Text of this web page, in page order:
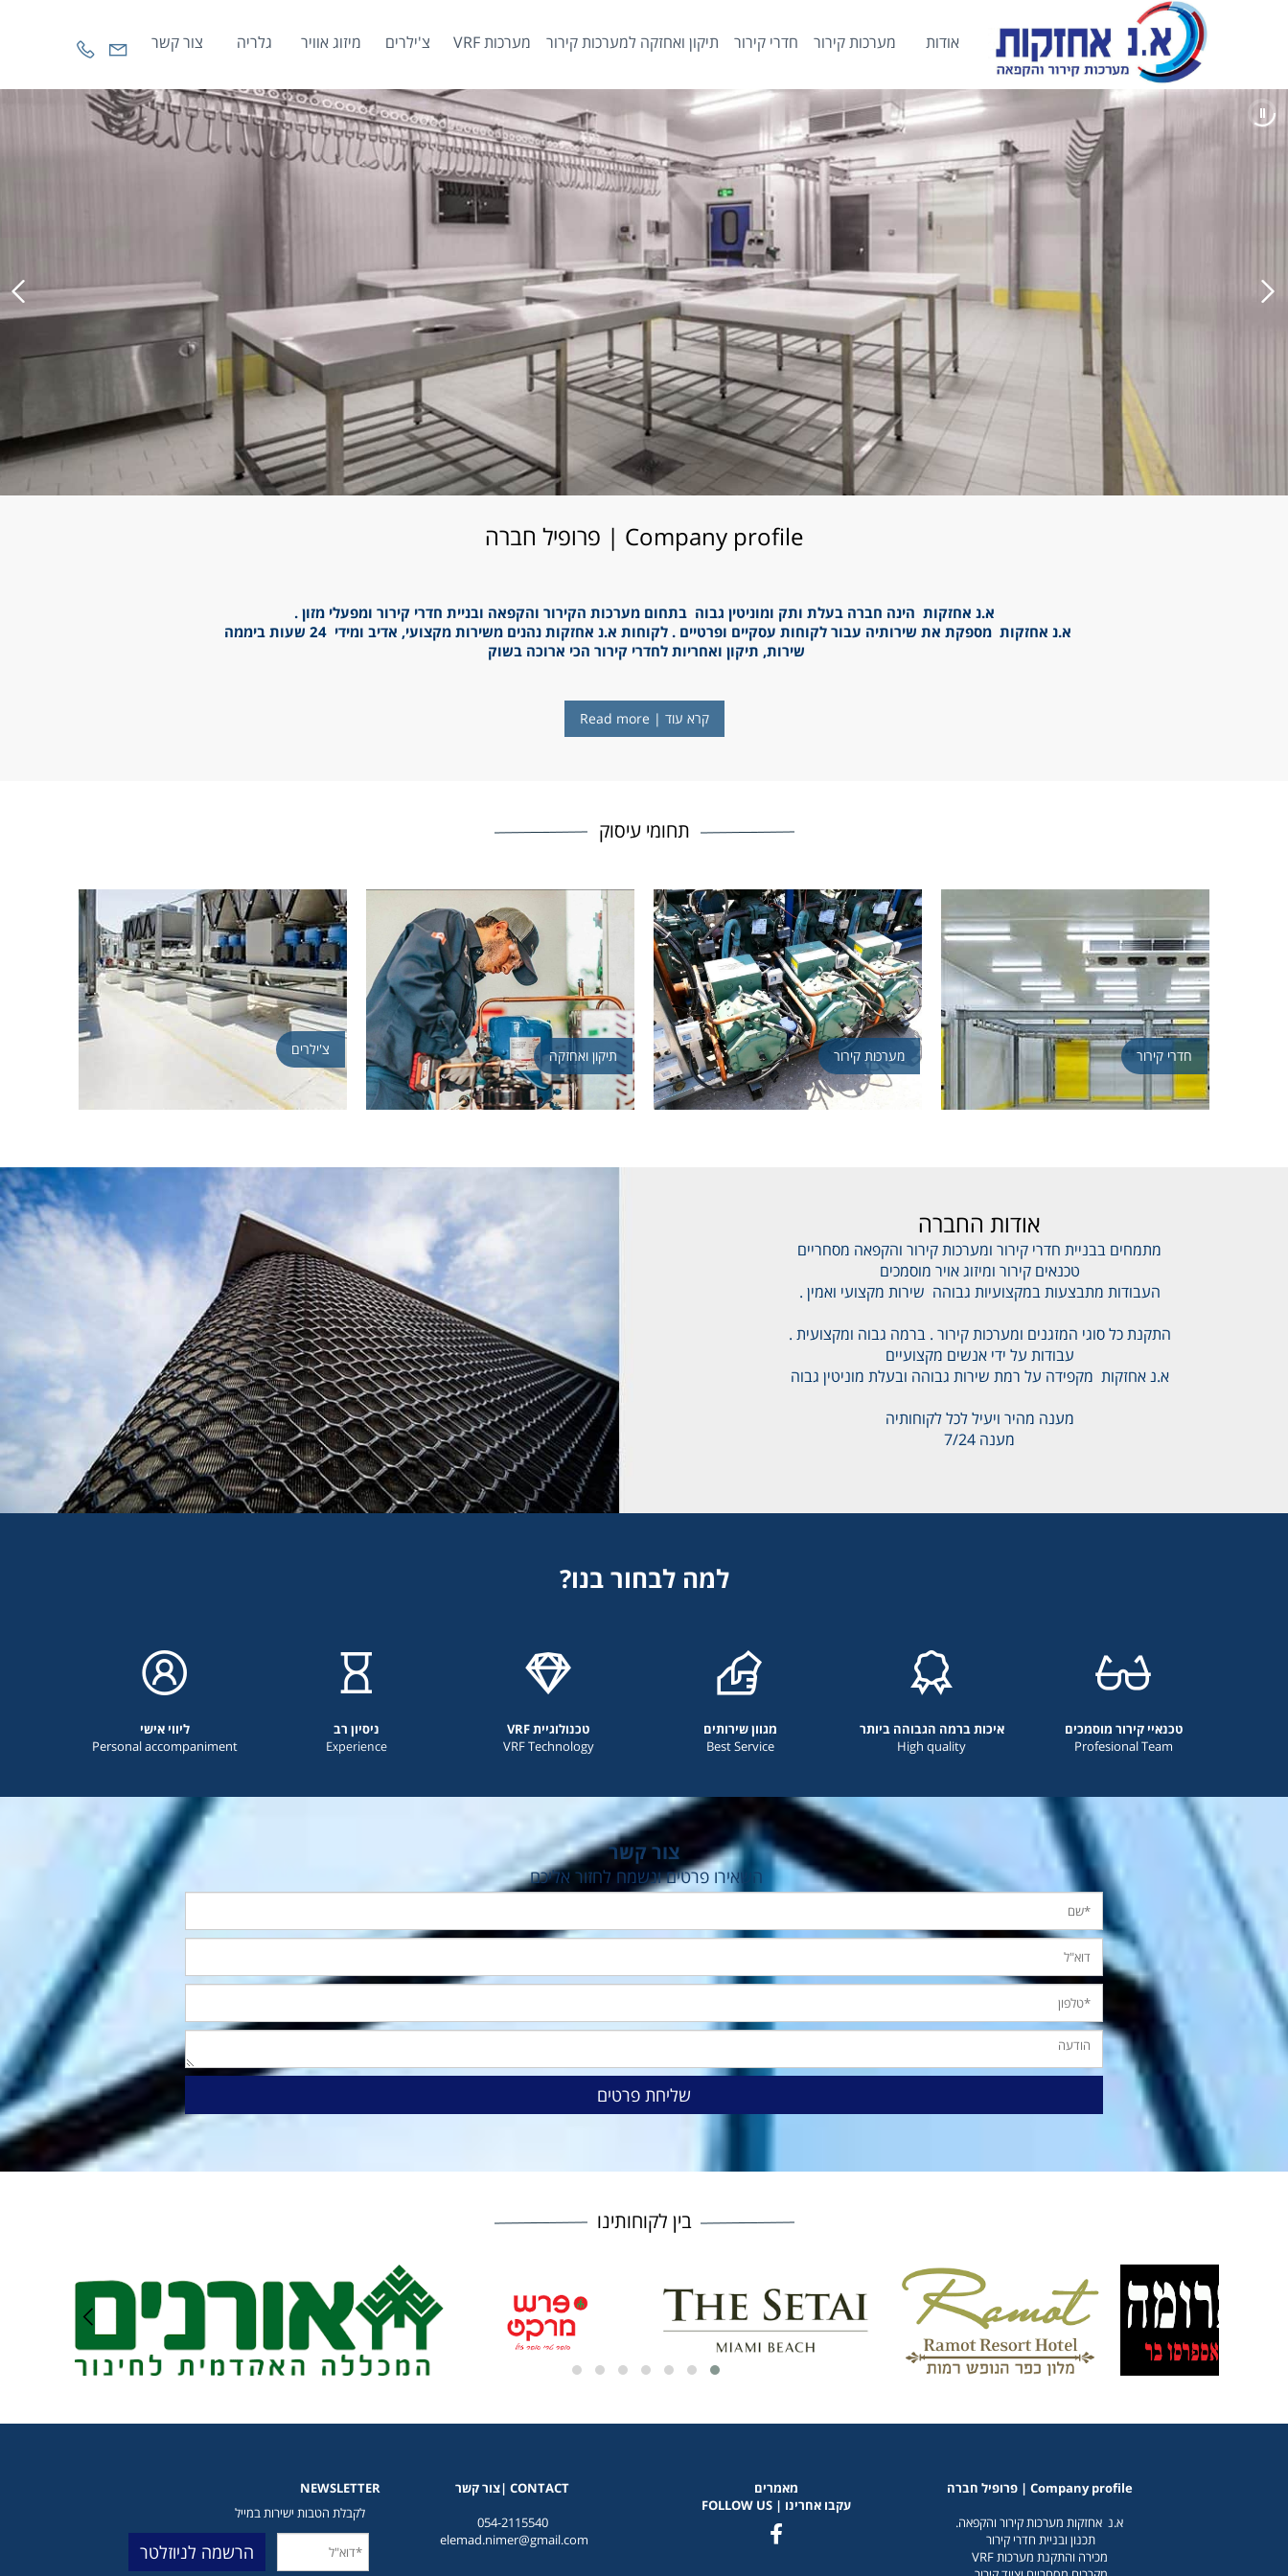
אודות מערכות קירור חדרי קירור תיקון ואחזקה למערכות קירור מערכות VRF צ'ילרים מיזוג אוויר גלריה צור קשר
Company profile | פרופיל חברה
א.נ אחזקות הינה חברה בעלת ותק ומוניטין גבוה בתחום מערכות הקירור והקפאה ובניית חדרי קירור ומפעלי מזון .
א.נ אחזקות מספקת את שירותיה עבור לקוחות עסקיים ופרטיים . לקוחות א.נ אחזקות נהנים משירות מקצועי, אדיב ומידי 24 שעות ביממה
שירות, תיקון ואחריות לחדרי קירור הכי ארוכה בשוק
קרא עוד | Read more
תחומי עיסוק
חדרי קירור מערכות קירור תיקון ואחזקה צ'ילרים
אודות החברה
מתמחים בבניית חדרי קירור ומערכות קירור והקפאה מסחריים
טכנאים קירור ומיזוג אויר מוסמכים
העבודות מתבצעות במקצועיות גבוהה שירות מקצועי ואמין .
התקנת כל סוגי המזגנים ומערכות קירור . ברמה גבוה ומקצועית .
עבודות על ידי אנשים מקצועיים
א.נ אחזקות מקפידה על רמת שירות גבוהה ובעלת מוניטין גבוה
מענה מהיר ויעיל לכל לקוחותיה
מענה 7/24
למה לבחור בנו?
טכנאיי קירור מוסמכים
Profesional Team
איכות ברמה הגבוהה ביותר
High quality
מגוון שירותים
Best Service
טכנולוגיית VRF
VRF Technology
ניסיון רב
Experience
ליווי אישי
Personal accompaniment
צור קשר
השאירו פרטים ונשמח לחזור אליכם
בין לקוחותינו
Company profile | פרופיל חברה
א.נ אחזקות מערכות קירור והקפאה.
תכנון ובניית חדרי קירור
מכירה והתקנת מערכות VRF
מאמרים
עקבו אחרינו | FOLLOW US
CONTACT |צור קשר
054-2115540
elemad.nimer@gmail.com
NEWSLETTER
לקבלת הטבות ישירות במייל